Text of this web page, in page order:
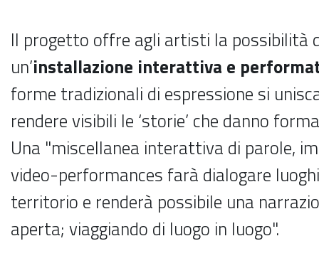
Il progetto offre agli artisti la possibilità
un’installazione interattiva e
forme tradizionali di espressione si
rendere visibili le ‘storie’ che danno
Una "miscellanea interattiva di parole,
video-performances farà dialogare
territorio e renderà possibile una
aperta; viaggiando di luogo in luogo".